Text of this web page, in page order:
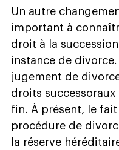
Un autre
important à
droit à la
instance de
jugement de
droits
fin. À présent, le fait
procédure de
la réserve